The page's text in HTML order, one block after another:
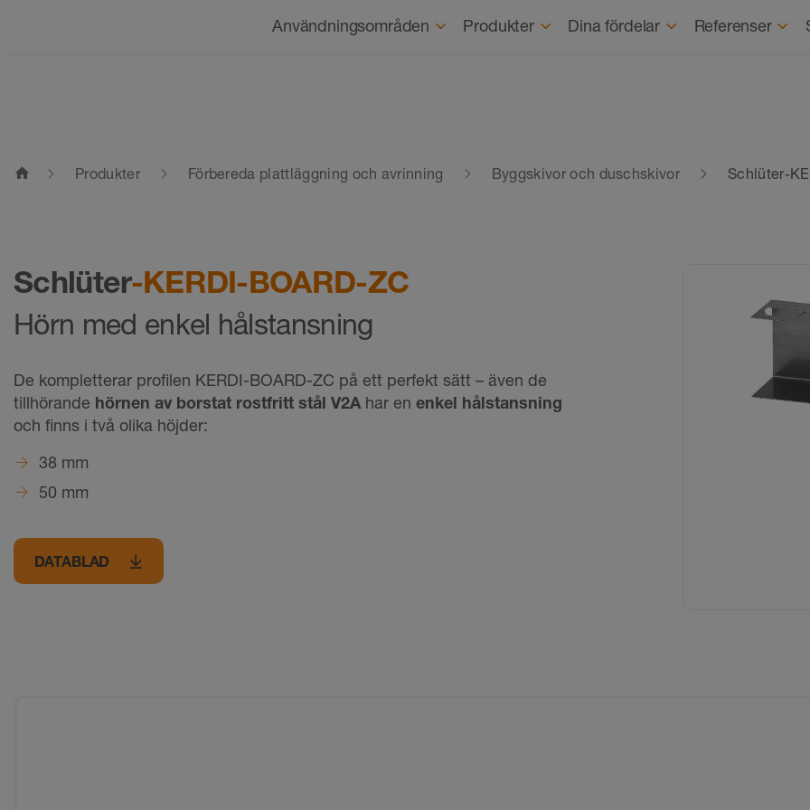
Om
Användningsområden Produkter Dina fördelar Referenser
home Produkter Förbereda plattläggning och avrinning Byggskivor och duschskivor Schlüter-
Schlüter-KERDI-BOARD-ZC
Hörn med enkel hålstansning
De kompletterar profilen KERDI-BOARD-ZC på ett perfekt sätt – även de
tillhörande hörnen av borstat rostfritt stål V2A har en enkel hålstansning
och finns i två olika höjder:
38 mm
50 mm
DATABLAD